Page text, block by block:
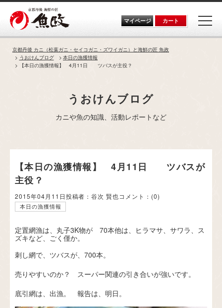
Skip
content
マイページ カート
京都丹後 カニ（松葉ガニ・セイコガニ・ズワイガニ）と海鮮の匠 魚政
うおけんブログ
本日の漁獲情報
【本日の漁獲情報】 4月11日 ツバスが主役？
うおけんブログ
カニや魚の知識、活動レポートなど
【本日の漁獲情報】 4月11日 ツバスが
主役？
2015年04月11日投稿者：谷次 賢也コメント： (0)
本日の漁獲情報
定置網漁は、丸子3K物が 70本他は、ヒラマサ、サワラ、ス
ズキなど、ごく僅か。
刺し網で、ツバスが、700本。
売りやすいのか？ スーパー関連の引き合いが強いです。
底引網は、出漁。 報告は、明日。